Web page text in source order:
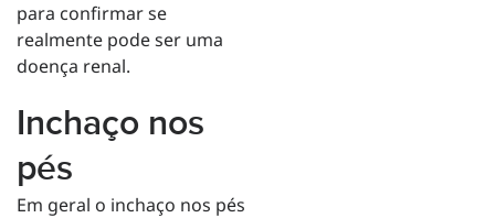
para confirmar se
realmente pode ser uma
doença renal.
Inchaço nos
pés
Em geral o inchaço nos pés